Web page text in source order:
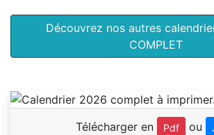
Découvrez nos autres
COMPLET
Télécharger en Pdf ou